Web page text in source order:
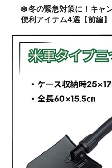
の記事を読むと分かること
なたは冬の安全と安心を確…
❄️ 冬の緊急対策に！キャ
便利アイテム4選【前編】